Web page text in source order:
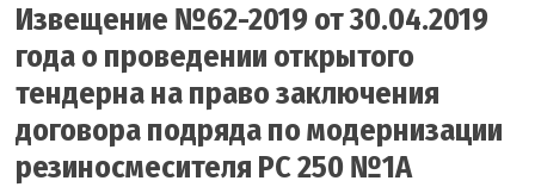
Извещение №62-2019 от 30.04.2019
года о проведении открытого
тендерна на право заключения
договора подряда по модернизации
резиносмесителя РС 250 №1А